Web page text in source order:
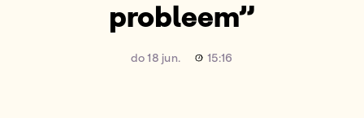
probleem”
do 18 jun. 15:16